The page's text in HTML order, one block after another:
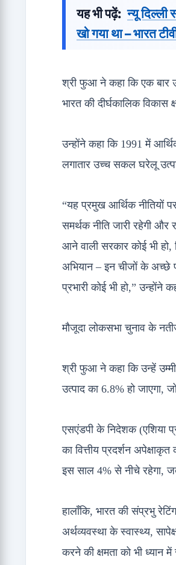
यह भी पढ़ें: न्यू
खो गया था – भारत
श्री फुआ ने कहा कि एक बार
भारत की दीर्घकालिक विकास
उन्होंने कहा कि 1991 में
लगातार उच्च सकल घरेलू
“यह प्रमुख आर्थिक नीतियों
समर्थक नीति जारी रहेगी और
आने वाली सरकार कोई भी हो,
अभियान – इन चीजों के अच्छे
प्रभारी कोई भी हो,” उन्होंने
मौजूदा लोकसभा चुनाव के
श्री फुआ ने कहा कि उन्हें
उत्पाद का 6.8% हो जाएगा,
एसएंडपी के निदेशक (एशिया
का वित्तीय प्रदर्शन
इस साल 4% से नीचे रहेगा,
हालाँकि, भारत की संप्रभु
अर्थव्यवस्था के स्वास्थ्य,
करने की क्षमता को भी ध्यान